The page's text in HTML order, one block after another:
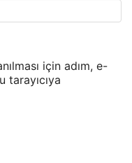
için adım, e-